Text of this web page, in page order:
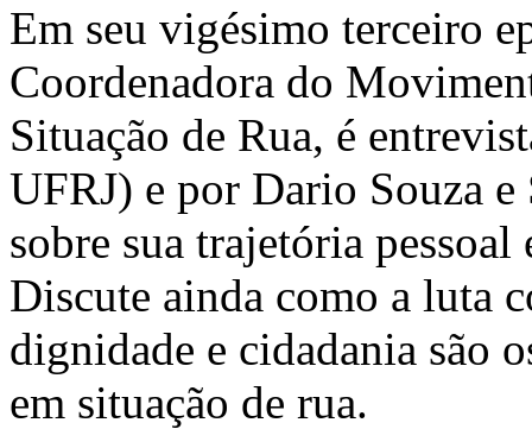
Em seu vigésimo terceiro
Coordenadora do
Situação de Rua, é
UFRJ) e por Dario Souza
sobre sua trajetória
Discute ainda como a luta
dignidade e cidadania são
em situação de rua.